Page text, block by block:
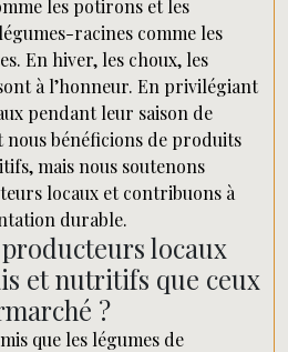
les potirons et les
racines comme les
En hiver, les choux, les
à l’honneur. En privilégiant
pendant leur saison de
nous bénéficions de produits
mais nous soutenons
locaux et contribuons à
durable.
locaux
et nutritifs que ceux
?
que les légumes de